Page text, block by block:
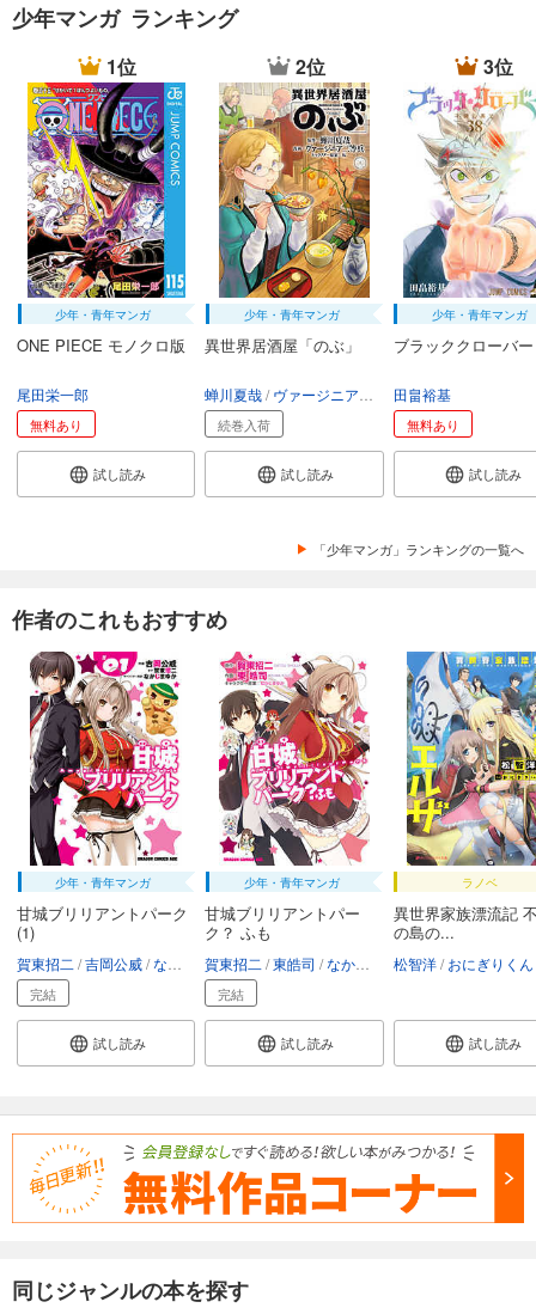
少年マンガ ランキング
1位
少年・青年マンガ
ONE PIECE モノクロ版
尾田栄一郎
無料あり
試し読み
2位
少年・青年マンガ
異世界居酒屋「のぶ」
蝉川夏哉 ヴァージニア二等兵 転
続巻入荷
試し読み
3位
少年・青年マンガ
ブラッククローバー
田畠裕基
無料あり
試し読み
「少年マンガ」ランキングの一覧へ
作者のこれもおすすめ
少年・青年マンガ
甘城ブリリアントパーク
(1)
賀東招二 吉岡公威 なかじまゆか
完結
試し読み
少年・青年マンガ
甘城ブリリアントパー
ク？ ふも
賀東招二 東皓司 なかじまゆか
完結
試し読み
ラノベ
異世界家族漂流記
の島の...
松智洋 おにぎりくん（
試し読み
同じジャンルの本を探す